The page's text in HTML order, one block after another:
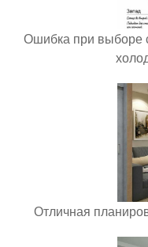
Ошибка при выборе
Отличная